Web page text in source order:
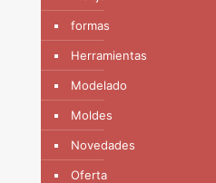
formas
Herramientas
Modelado
Moldes
Novedades
Oferta